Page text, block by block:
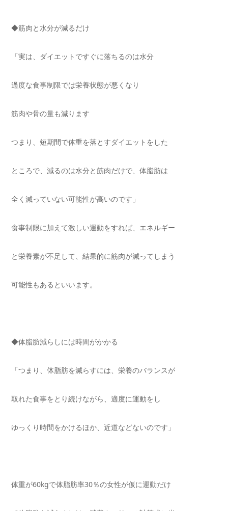
◆筋肉と水分が減るだけ
「実は、ダイエットですぐに落ちるのは水分
過度な食事制限では栄養状態が悪くなり
筋肉や骨の量も減ります
つまり、短期間で体重を落とすダイエットをした
ところで、減るのは水分と筋肉だけで、体脂肪は
全く減っていない可能性が高いのです」
食事制限に加えて激しい運動をすれば、エネルギー
と栄養素が不足して、結果的に筋肉が減ってしまう
可能性もあるといいます。
◆体脂肪減らしには時間がかかる
「つまり、体脂肪を減らすには、栄養のバランスが
取れた食事をとり続けながら、適度に運動をし
ゆっくり時間をかけるほか、近道などないのです」
体重が60kgで体脂肪率30％の女性が仮に運動だけ